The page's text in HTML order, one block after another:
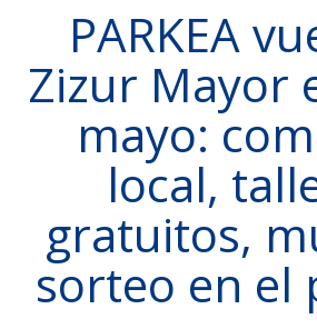
PARKEA
Zizur Mayor
mayo:
local,
gratuitos,
sorteo en el